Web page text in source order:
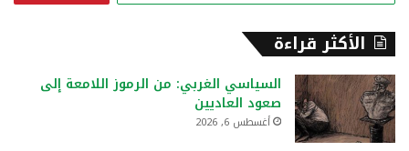
ن
الأكثر قراءة
السياسي الغربي: من الرموز اللامعة إلى
صعود العاديين
أغسطس 6, 2026